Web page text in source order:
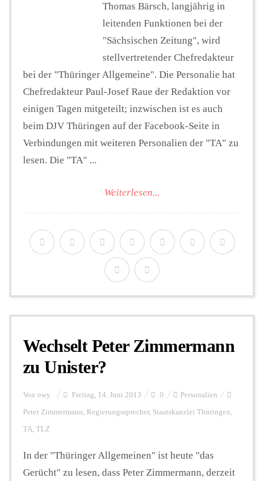
Thomas Bärsch, langjährig in
leitenden Funktionen bei der
"Sächsischen Zeitung", wird
stellvertretender Chefredakteur
bei der "Thüringer Allgemeine". Die Personalie hat
Chefredakteur Paul-Josef Raue der Redaktion vor
einigen Tagen mitgeteilt; inzwischen ist es auch
beim DJV Thüringen auf der Facebook-Seite in
Verbindungen mit weiteren Personalien der "TA" zu
lesen. Die "TA" ...
Weiterlesen...
Wechselt Peter Zimmermann
zu Unister?
Von owy Freitag, 14. Juni 2013 0 Personalien
Peter Zimmermann, Regierungssprecher, Staatskanzlei Thüringen,
TA, TLZ
In der "Thüringer Allgemeinen" ist heute "das
Gerücht" zu lesen, dass Peter Zimmermann, derzeit